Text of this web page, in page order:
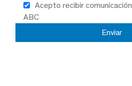
Acepto recibir
ABC